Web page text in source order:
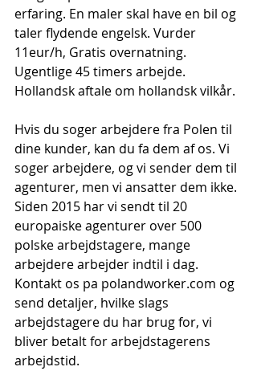
erfaring. En maler skal have en bil og
taler flydende engelsk. Vurder
11eur/h, Gratis overnatning.
Ugentlige 45 timers arbejde.
Hollandsk aftale om hollandsk vilkår.
Hvis du soger arbejdere fra Polen til
dine kunder, kan du fa dem af os. Vi
soger arbejdere, og vi sender dem til
agenturer, men vi ansatter dem ikke.
Siden 2015 har vi sendt til 20
europaiske agenturer over 500
polske arbejdstagere, mange
arbejdere arbejder indtil i dag.
Kontakt os pa polandworker.com og
send detaljer, hvilke slags
arbejdstagere du har brug for, vi
bliver betalt for arbejdstagerens
arbejdstid.